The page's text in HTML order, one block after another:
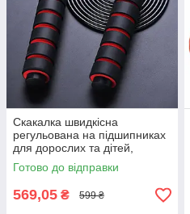
Скакалка швидкісна
регульована на підшипниках
для дорослих та дітей,
фітнесу, кросфіту, схуднення,
спорту 5R
Готово до відправки
569,05 ₴ 599 ₴